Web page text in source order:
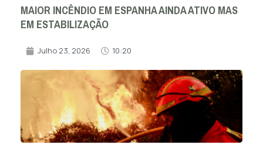
MAIOR INCÊNDIO EM ESPANHA AINDA ATIVO MAS
EM ESTABILIZAÇÃO
Julho 23, 2026 10:20